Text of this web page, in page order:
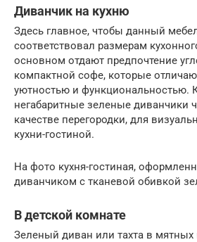
Диванчик на кухню
Здесь главное, чтобы данный
соответствовал размерам
основном отдают предпочтение
компактной софе, которые
уютностью и функциональностью.
негабаритные зеленые диванчики
качестве перегородки, для
кухни-гостиной.
На фото кухня-гостиная,
диванчиком с тканевой обивкой
В детской комнате
Зеленый диван или тахта в